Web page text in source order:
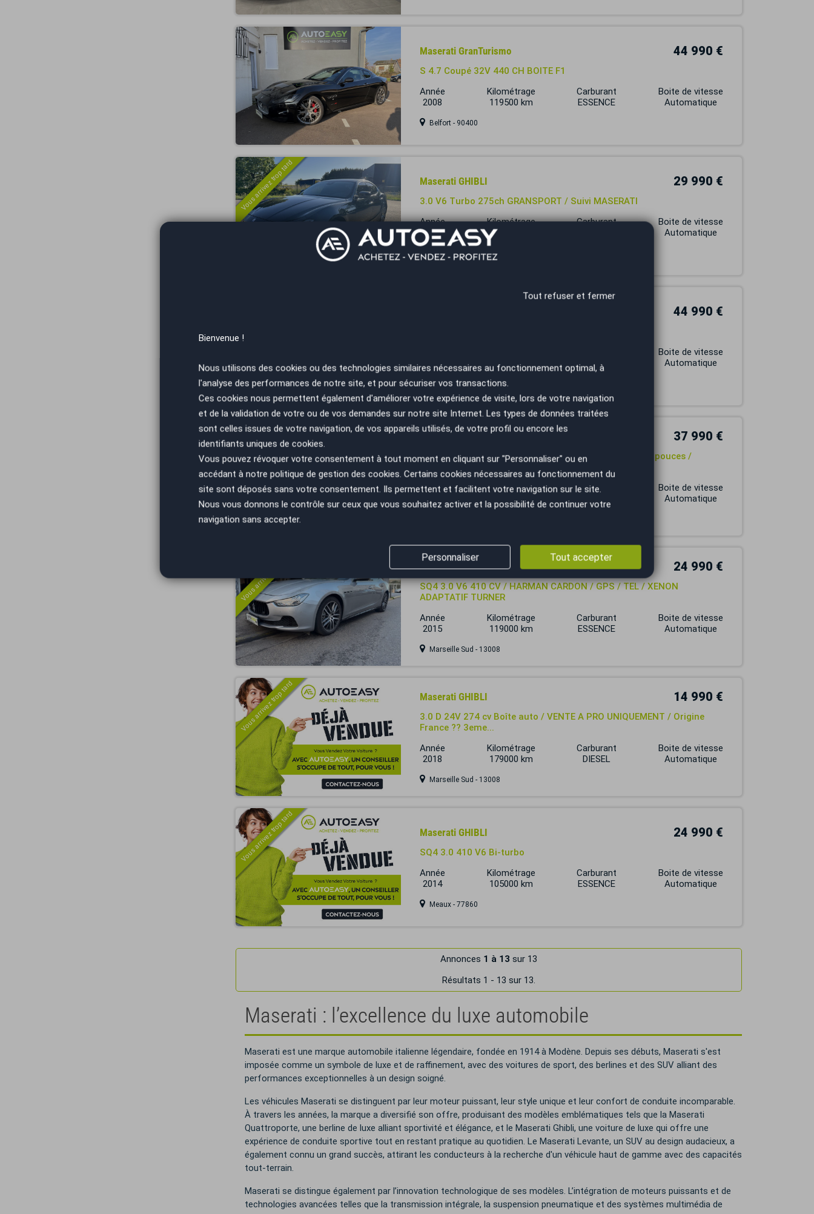
Maserati GranTurismo 44 990 €
S 4.7 Coupé 32V 440 CH BOITE F1
Année
2008
Kilométrage
119500 km
Carburant
ESSENCE
Boite de vitesse
Automatique
Belfort - 90400
Vous arrivez trop tard Maserati GHIBLI 29 990 €
3.0 V6 Turbo 275ch GRANSPORT / Suivi MASERATI
Année
2019
Kilométrage
120894 km
Carburant
Boite de vitesse
Automatique
Voiron - 38690
44 990 €
2018
85000 km
ESSENCE
Boite de vitesse
Automatique
Moulins - 03000
Vous arrivez trop tard Maserati GranTurismo 37 990 €
4.2 V8 405 cv / bose sound system / insert bois / ja 20 pouces /
parfait état
Année
2008
Kilométrage
47000 km
Carburant
ESSENCE
Boite de vitesse
Automatique
Vous arrivez trop tard Maserati GHIBLI 24 990 €
SQ4 3.0 V6 410 CV / HARMAN CARDON / GPS / TEL / XENON
ADAPTATIF TURNER
Année
2015
Kilométrage
119000 km
Carburant
ESSENCE
Boite de vitesse
Automatique
Marseille Sud - 13008
Vous arrivez trop tard Maserati GHIBLI 14 990 €
3.0 D 24V 274 cv Boîte auto / VENTE A PRO UNIQUEMENT / Origine
France ?? 3eme...
Année
2018
Kilométrage
179000 km
Carburant
DIESEL
Boite de vitesse
Automatique
Marseille Sud - 13008
Vous arrivez trop tard Maserati GHIBLI 24 990 €
SQ4 3.0 410 V6 Bi-turbo
Année
2014
Kilométrage
105000 km
Carburant
ESSENCE
Boite de vitesse
Automatique
Meaux - 77860
Annonces 1 à 13 sur 13
Résultats 1 - 13 sur 13.
Maserati : l’excellence du luxe automobile
Maserati est une marque automobile italienne légendaire, fondée en 1914 à Modène. Depuis ses débuts, Maserati s'est
imposée comme un symbole de luxe et de raffinement, avec des voitures de sport, des berlines et des SUV alliant des
performances exceptionnelles à un design soigné.
Les véhicules Maserati se distinguent par leur moteur puissant, leur style unique et leur confort de conduite incomparable.
À travers les années, la marque a diversifié son offre, produisant des modèles emblématiques tels que la Maserati
Quattroporte, une berline de luxe alliant sportivité et élégance, et le Maserati Ghibli, une voiture de luxe qui offre une
expérience de conduite sportive tout en restant pratique au quotidien. Le Maserati Levante, un SUV au design audacieux, a
également connu un grand succès, attirant les conducteurs à la recherche d'un véhicule haut de gamme avec des capacités
tout-terrain.
Maserati se distingue également par l’innovation technologique de ses modèles. L’intégration de moteurs puissants et de
technologies avancées telles que la transmission intégrale, la suspension pneumatique et des systèmes multimédia de
Tout refuser et fermer
Bienvenue !
Nous utilisons des cookies ou des technologies similaires nécessaires au fonctionnement optimal, à
l'analyse des performances de notre site, et pour sécuriser vos transactions.
Ces cookies nous permettent également d'améliorer votre expérience de visite, lors de votre navigation
et de la validation de votre ou de vos demandes sur notre site Internet. Les types de données traitées
sont celles issues de votre navigation, de vos appareils utilisés, de votre profil ou encore les
identifiants uniques de cookies.
Vous pouvez révoquer votre consentement à tout moment en cliquant sur "Personnaliser" ou en
accédant à notre politique de gestion des cookies. Certains cookies nécessaires au fonctionnement du
site sont déposés sans votre consentement. Ils permettent et facilitent votre navigation sur le site.
Nous vous donnons le contrôle sur ceux que vous souhaitez activer et la possibilité de continuer votre
navigation sans accepter.
Tout accepter
Personnaliser